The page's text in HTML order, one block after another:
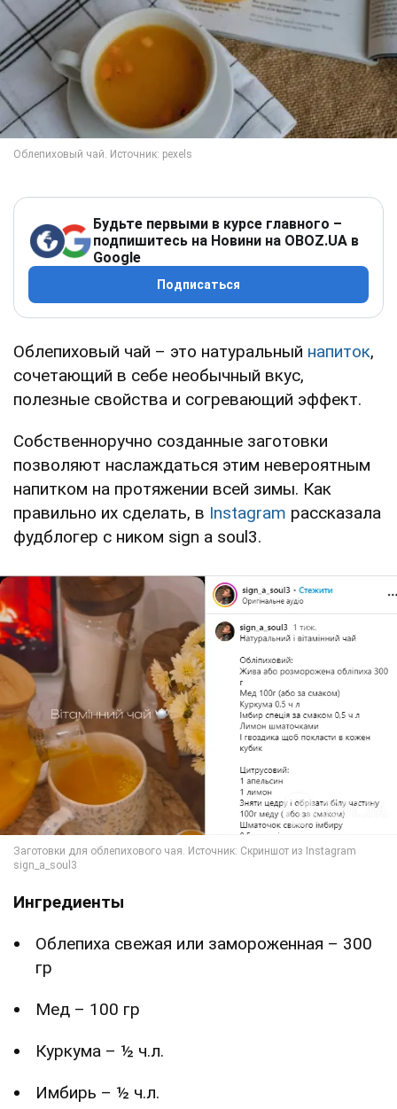
Будьте первыми в курсе главного –
подпишитесь на Новини на OBOZ.UA в
Google
Подписаться
Облепиховый чай – это натуральный напиток,
сочетающий в себе необычный вкус,
полезные свойства и согревающий эффект.
Собственноручно созданные заготовки
позволяют наслаждаться этим невероятным
напитком на протяжении всей зимы. Как
правильно их сделать, в Instagram рассказала
фудблогер с ником sign a soul3.
Ингредиенты
Облепиха свежая или замороженная – 300
гр
Мед – 100 гр
Куркума – ½ ч.л.
Имбирь – ½ ч.л.